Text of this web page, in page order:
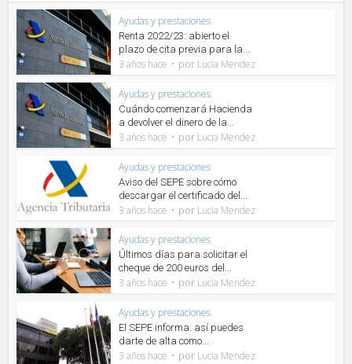
Ayudas y prestaciones
Renta 2022/23: abierto el
plazo de cita previa para la...
3 años hace por Lucia Mendez
Ayudas y prestaciones
Cuándo comenzará Hacienda
a devolver el dinero de la...
3 años hace por Lucia Mendez
Ayudas y prestaciones
Aviso del SEPE sobre cómo
descargar el certificado del...
3 años hace por Lucia Mendez
Ayudas y prestaciones
Últimos días para solicitar el
cheque de 200 euros del...
3 años hace por Lucia Mendez
Ayudas y prestaciones
El SEPE informa: así puedes
darte de alta como...
3 años hace por Lucia Mendez